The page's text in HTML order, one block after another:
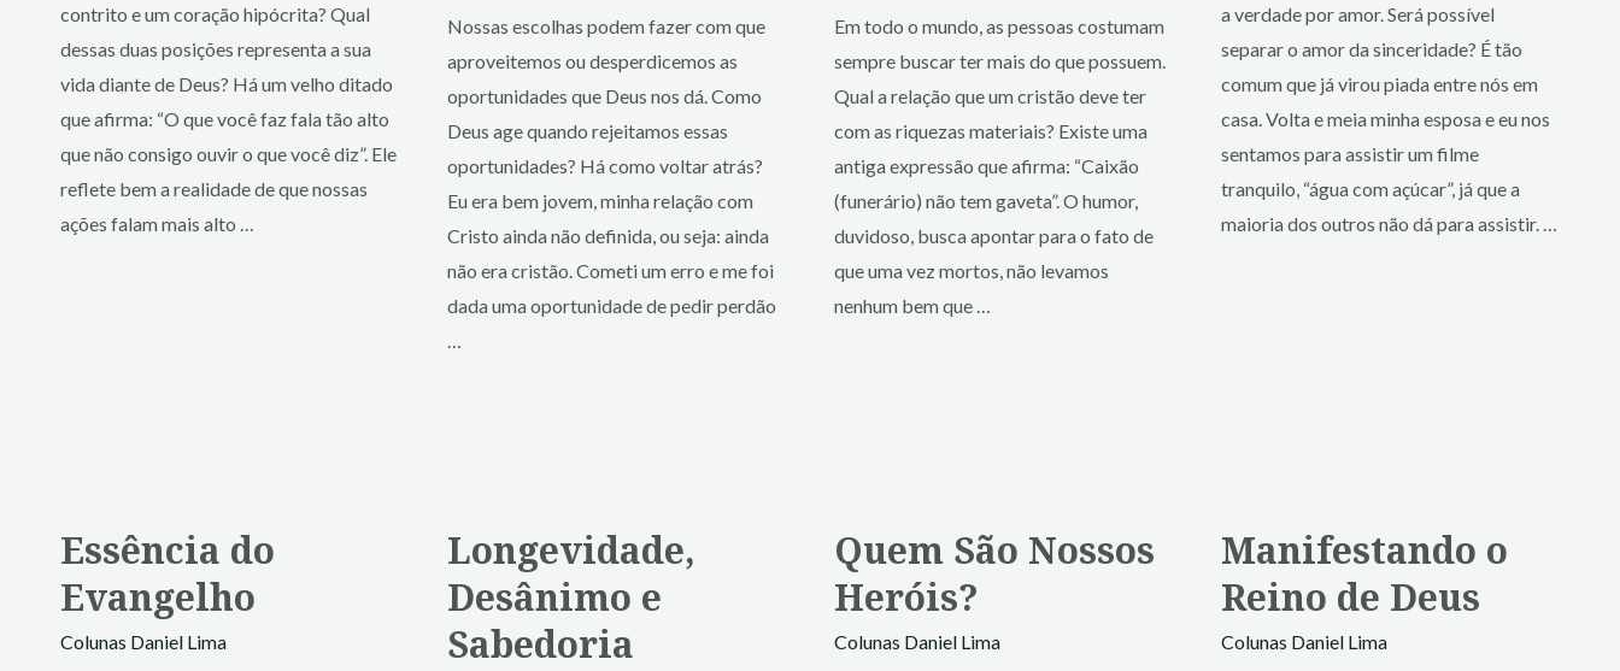
contrito e um coração hipócrita? Qual
dessas duas posições representa a sua
vida diante de Deus? Há um velho ditado
que afirma: “O que você faz fala tão alto
que não consigo ouvir o que você diz”. Ele
reflete bem a realidade de que nossas
ações falam mais alto …
Nossas escolhas podem fazer com que
aproveitemos ou desperdicemos as
oportunidades que Deus nos dá. Como
Deus age quando rejeitamos essas
oportunidades? Há como voltar atrás?
Eu era bem jovem, minha relação com
Cristo ainda não definida, ou seja: ainda
não era cristão. Cometi um erro e me foi
dada uma oportunidade de pedir perdão
Em todo o mundo, as pessoas costumam
sempre buscar ter mais do que possuem.
Qual a relação que um cristão deve ter
com as riquezas materiais? Existe uma
antiga expressão que afirma: “Caixão
(funerário) não tem gaveta”. O humor,
duvidoso, busca apontar para o fato de
que uma vez mortos, não levamos
nenhum bem que …
a verdade por amor. Será possível
separar o amor da sinceridade? É tão
comum que já virou piada entre nós em
casa. Volta e meia minha esposa e eu nos
sentamos para assistir um filme
tranquilo, “água com açúcar”, já que a
maioria dos outros não dá para assistir. …
Essência do
Evangelho
Colunas Daniel Lima
Longevidade,
Desânimo e
Sabedoria
Quem São Nossos
Heróis?
Colunas Daniel Lima
Manifestando o
Reino de Deus
Colunas Daniel Lima